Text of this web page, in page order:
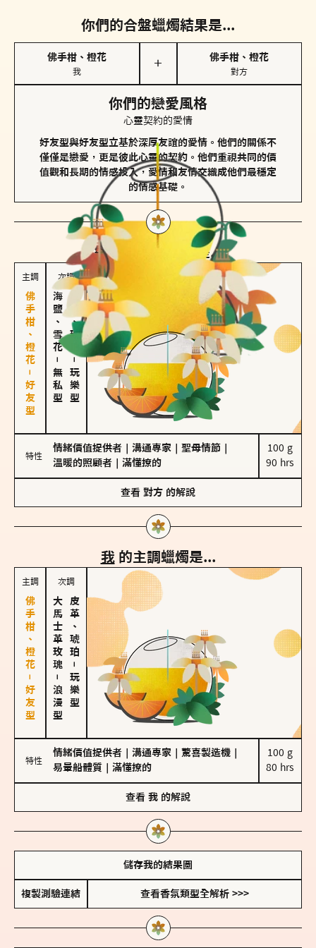
你們的合盤蠟燭結果是...
佛手柑、橙花
我
＋
佛手柑、橙花
對方
你們的戀愛風格
心靈契約的愛情
好友型與好友型立基於深厚友誼的愛情。他們的關係不
僅僅是戀愛，更是彼此心靈的契約。他們重視共同的價
值觀和長期的情感投入，愛情和友情交織成他們最穩定
的情感基礎。
對方 的主調蠟燭是...
主調
佛手柑、橙花－好友型
次調
海鹽、雪花
－
無私型
皮革、琥珀
－
玩樂型
特性
情緒價值提供者 溝通專家 聖母情節
溫暖的照顧者
滿懂撩的
100 g
90 hrs
查看 對方 的解說
我 的主調蠟燭是...
主調
佛手柑、橙花－好友型
次調
大馬士革玫瑰
－
浪漫型
皮革、琥珀
－
玩樂型
特性
情緒價值提供者 溝通專家 驚喜製造機
易暈船體質
滿懂撩的
100 g
80 hrs
查看 我 的解說
儲存我的結果圖
複製測驗連結 查看香氛類型全解析 >>>